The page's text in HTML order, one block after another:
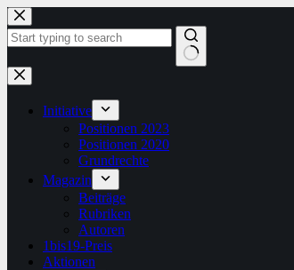
Zum
Inhalt
springen
Keine
Ergebnisse
Initiative
Positionen 2023
Positionen 2020
Grundrechte
Magazin
Beiträge
Rubriken
Autoren
1bis19-Preis
Aktionen